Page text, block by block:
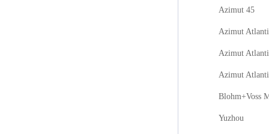
Azimut 45
Azimut
Azimut
Azimut
Blohm+Voss
Yuzhou